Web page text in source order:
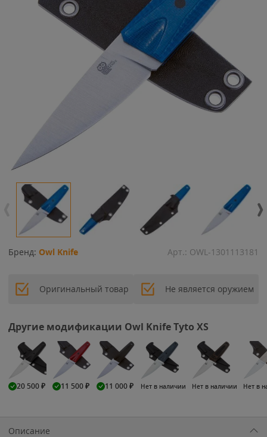
Бренд: Owl Knife Арт.: OWL-1301113181
Оригинальный товар Не является оружием
Другие модификации Owl Knife Tyto XS
20 500₽ 11 500₽ 11 000₽ Нет в наличии Нет в наличии Нет в
Описание